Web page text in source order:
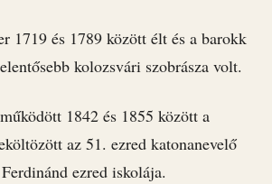
1719 és 1789 között élt és a barokk
kolozsvári szobrásza volt.
1842 és 1855 között a
az 51. ezred katonanevelő
ezred iskolája.